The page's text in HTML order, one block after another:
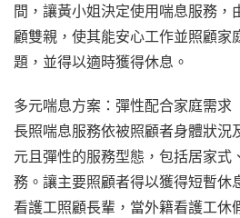
間，讓黃小姐決定使用喘息服務，
顧雙親，使其能安心工作並照顧家
題，並得以適時獲得休息。
多元喘息方案：彈性配合家庭需求
長照喘息服務依被照顧者身體狀況
元且彈性的服務型態，包括居家式
務。讓主要照顧者得以獲得短暫休
看護工照顧長輩，當外籍看護工休